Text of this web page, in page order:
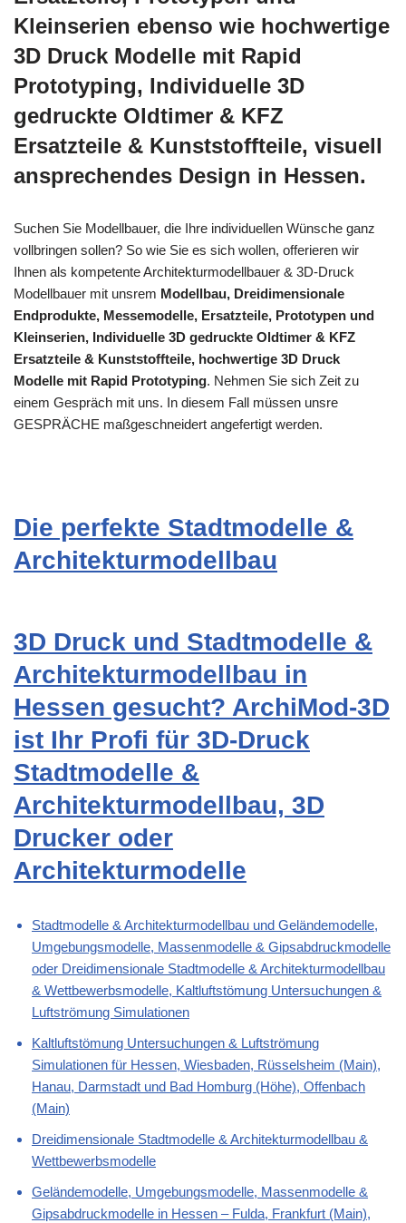
Kleinserien ebenso wie hochwertige
3D Druck Modelle mit Rapid
Prototyping, Individuelle 3D
gedruckte Oldtimer & KFZ
Ersatzteile & Kunststoffteile, visuell
ansprechendes Design in Hessen.
Suchen Sie Modellbauer, die Ihre individuellen Wünsche ganz
vollbringen sollen? So wie Sie es sich wollen, offerieren wir
Ihnen als kompetente Architekturmodellbauer & 3D-Druck
Modellbauer mit unsrem Modellbau, Dreidimensionale
Endprodukte, Messemodelle, Ersatzteile, Prototypen und
Kleinserien, Individuelle 3D gedruckte Oldtimer & KFZ
Ersatzteile & Kunststoffteile, hochwertige 3D Druck
Modelle mit Rapid Prototyping. Nehmen Sie sich Zeit zu
einem Gespräch mit uns. In diesem Fall müssen unsre
GESPRÄCHE maßgeschneidert angefertigt werden.
Die perfekte Stadtmodelle &
Architekturmodellbau
3D Druck und Stadtmodelle &
Architekturmodellbau in
Hessen gesucht? ArchiMod-3D
ist Ihr Profi für 3D-Druck
Stadtmodelle &
Architekturmodellbau, 3D
Drucker oder
Architekturmodelle
Stadtmodelle & Architekturmodellbau und Geländemodelle,
Umgebungsmodelle, Massenmodelle & Gipsabdruckmodelle
oder Dreidimensionale Stadtmodelle & Architekturmodellbau
& Wettbewerbsmodelle, Kaltluftstömung Untersuchungen &
Luftströmung Simulationen
Kaltluftstömung Untersuchungen & Luftströmung
Simulationen für Hessen, Wiesbaden, Rüsselsheim (Main),
Hanau, Darmstadt und Bad Homburg (Höhe), Offenbach
(Main)
Dreidimensionale Stadtmodelle & Architekturmodellbau &
Wettbewerbsmodelle
Geländemodelle, Umgebungsmodelle, Massenmodelle &
Gipsabdruckmodelle in Hessen – Fulda, Frankfurt (Main),